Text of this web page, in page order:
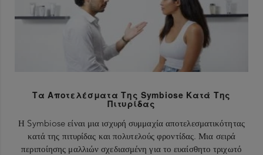
Τα Αποτελέσματα Της Symbiose Κατά Της
Πιτυρίδας
Η Symbiose είναι μια ισχυρή συμμαχία αποτελεσματικότητας
κατά της πιτυρίδας και πολυτελούς φροντίδας. Μια σειρά
περιποίησης μαλλιών σχεδιασμένη για το ευαίσθητο τριχωτό